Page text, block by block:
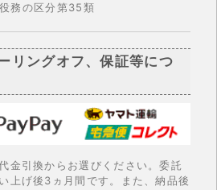
務の区分第35類
リングオフ、保証等につ
金引換からお選びください。委託
上げ後3ヵ月間です。また、納品後